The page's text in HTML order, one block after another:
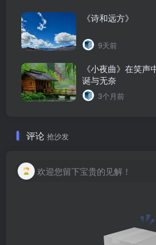
《诗和远方》
9天前
《小夜曲》在笑
诞与无奈
3个月前
评论 抢沙发
欢迎您留下宝贵的见解！